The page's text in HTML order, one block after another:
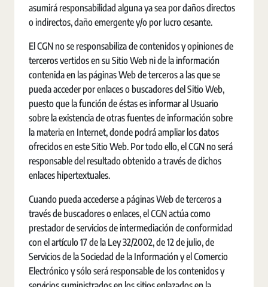
asumirá responsabilidad alguna ya sea por daños directos
o indirectos, daño emergente y/o por lucro cesante.
El CGN no se responsabiliza de contenidos y opiniones de
terceros vertidos en su Sitio Web ni de la información
contenida en las páginas Web de terceros a las que se
pueda acceder por enlaces o buscadores del Sitio Web,
puesto que la función de éstas es informar al Usuario
sobre la existencia de otras fuentes de información sobre
la materia en Internet, donde podrá ampliar los datos
ofrecidos en este Sitio Web. Por todo ello, el CGN no será
responsable del resultado obtenido a través de dichos
enlaces hipertextuales.
Cuando pueda accederse a páginas Web de terceros a
través de buscadores o enlaces, el CGN actúa como
prestador de servicios de intermediación de conformidad
con el artículo 17 de la Ley 32/2002, de 12 de julio, de
Servicios de la Sociedad de la Información y el Comercio
Electrónico y sólo será responsable de los contenidos y